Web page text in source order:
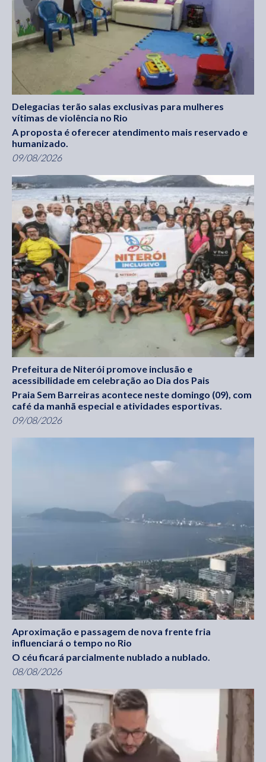
Delegacias terão salas exclusivas para mulheres
vítimas de violência no Rio
A proposta é oferecer atendimento mais reservado e
humanizado.
09/08/2026
Prefeitura de Niterói promove inclusão e
acessibilidade em celebração ao Dia dos Pais
Praia Sem Barreiras acontece neste domingo (09), com
café da manhã especial e atividades esportivas.
09/08/2026
Aproximação e passagem de nova frente fria
influenciará o tempo no Rio
O céu ficará parcialmente nublado a nublado.
08/08/2026